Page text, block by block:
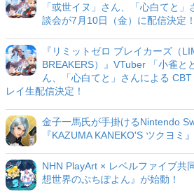
「或世イヌ」さん、「心白てと
談会が7月10日（金）に配信決定！
『リミットゼロ ブレイカーズ（
BREAKERS）』VTuber 「小雀と
ん、「心白てと」さんによる
レイ生配信決定！
金子一馬氏が手掛けるNintendo
『KAZUMA KANEKO'S ツクヨミ
NHN PlayArt × レベルファイブ共
想世界のぷちぽよん』が始動！